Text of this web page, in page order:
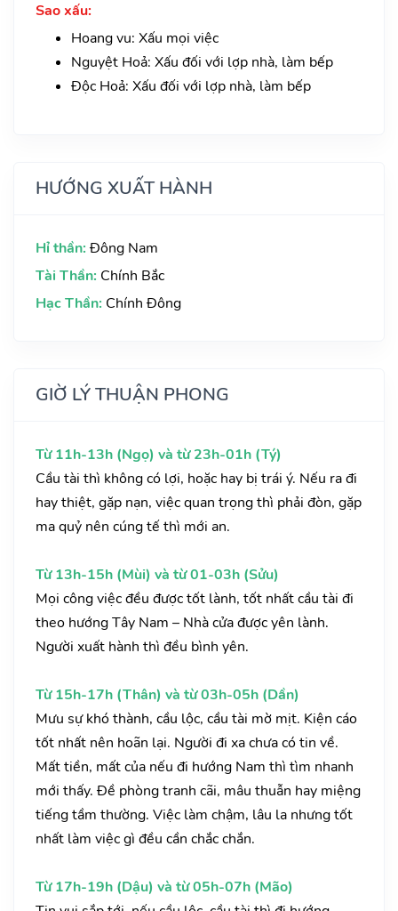
Sao xấu:
Hoang vu: Xấu mọi việc
Nguyệt Hoả: Xấu đối với lợp nhà, làm bếp
Độc Hoả: Xấu đối với lợp nhà, làm bếp
HƯỚNG XUẤT HÀNH
Hỉ thần: Đông Nam
Tài Thần: Chính Bắc
Hạc Thần: Chính Đông
GIỜ LÝ THUẬN PHONG
Từ 11h-13h (Ngọ) và từ 23h-01h (Tý)
Cầu tài thì không có lợi, hoặc hay bị trái ý. Nếu ra đi
hay thiệt, gặp nạn, việc quan trọng thì phải đòn, gặp
ma quỷ nên cúng tế thì mới an.
Từ 13h-15h (Mùi) và từ 01-03h (Sửu)
Mọi công việc đều được tốt lành, tốt nhất cầu tài đi
theo hướng Tây Nam – Nhà cửa được yên lành.
Người xuất hành thì đều bình yên.
Từ 15h-17h (Thân) và từ 03h-05h (Dần)
Mưu sự khó thành, cầu lộc, cầu tài mờ mịt. Kiện cáo
tốt nhất nên hoãn lại. Người đi xa chưa có tin về.
Mất tiền, mất của nếu đi hướng Nam thì tìm nhanh
mới thấy. Đề phòng tranh cãi, mâu thuẫn hay miệng
tiếng tầm thường. Việc làm chậm, lâu la nhưng tốt
nhất làm việc gì đều cần chắc chắn.
Từ 17h-19h (Dậu) và từ 05h-07h (Mão)